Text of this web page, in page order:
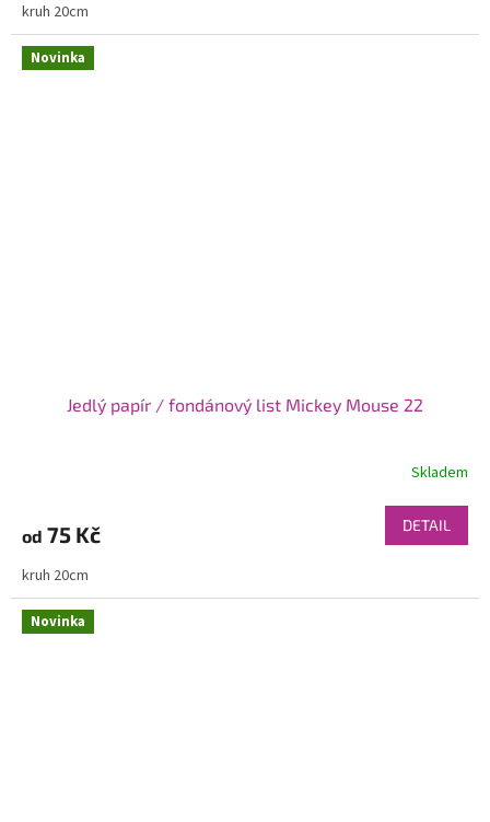
kruh 20cm
Novinka
Jedlý papír / fondánový list Mickey Mouse 22
Skladem
od 75 Kč DETAIL
kruh 20cm
Novinka